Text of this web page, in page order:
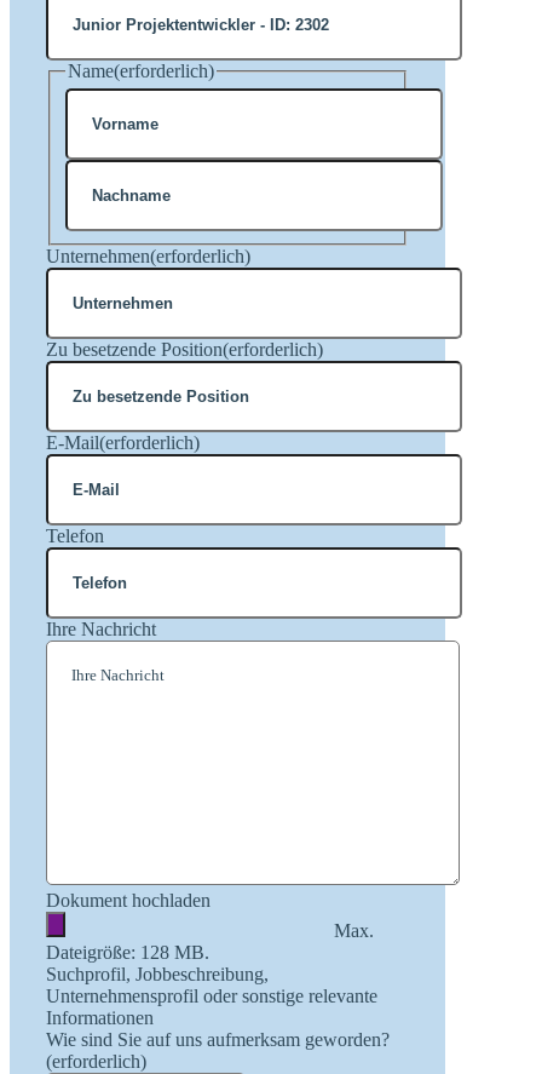
Name(erforderlich)
Vorname
Nachname
Unternehmen(erforderlich)
Zu besetzende Position(erforderlich)
E-Mail(erforderlich)
Telefon
Ihre Nachricht
Dokument hochladen
Max.
Dateigröße: 128 MB.
Suchprofil, Jobbeschreibung,
Unternehmensprofil oder sonstige relevante
Informationen
Wie sind Sie auf uns aufmerksam geworden?
(erforderlich)